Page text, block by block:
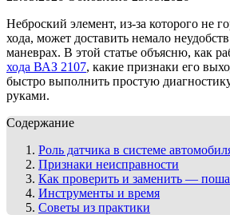
Неброский элемент, из‑за которого не
хода, может доставить немало
маневрах. В этой статье объясню, как
хода ВАЗ 2107, какие признаки его
быстро выполнить простую
руками.
Содержание
Роль датчика в системе
Признаки неисправности
Как проверить и заменить —
Инструменты и время
Советы из практики